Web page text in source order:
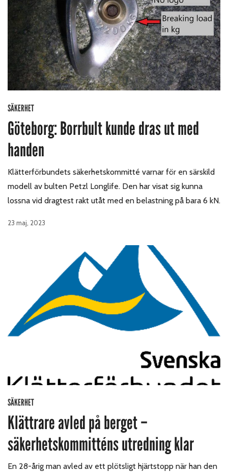
SÄKERHET
Göteborg: Borrbult kunde dras ut med
handen
Klätterförbundets säkerhetskommitté varnar för en särskild
modell av bulten Petzl Longlife. Den har visat sig kunna
lossna vid dragtest rakt utåt med en belastning på bara 6 kN.
23 maj, 2023
SÄKERHET
Klättrare avled på berget –
säkerhetskommitténs utredning klar
En 28-årig man avled av ett plötsligt hjärtstopp när han den